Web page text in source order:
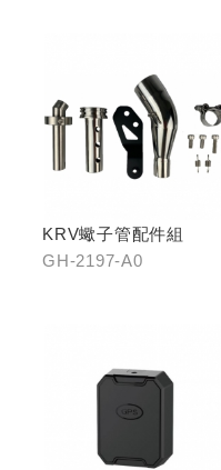
KRV蠍子管配件組
GH-2197-A0